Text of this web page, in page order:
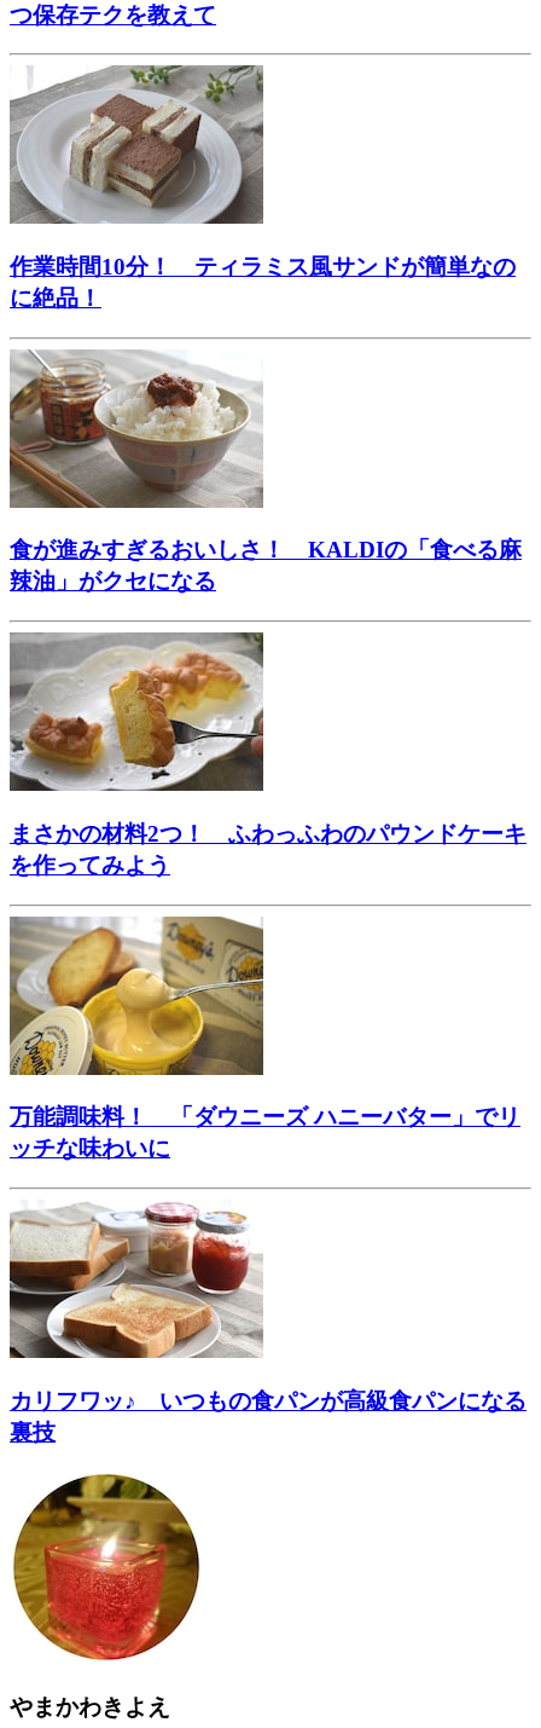
つ保存テクを教えて
作業時間10分！ ティラミス風サンドが簡単なの
に絶品！
食が進みすぎるおいしさ！ KALDIの「食べる麻
辣油」がクセになる
まさかの材料2つ！ ふわっふわのパウンドケーキ
を作ってみよう
万能調味料！ 「ダウニーズ ハニーバター」でリ
ッチな味わいに
カリフワッ♪ いつもの食パンが高級食パンになる
裏技
やまかわきよえ